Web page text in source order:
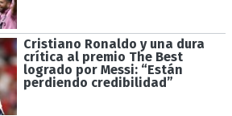
Cristiano Ronaldo y una dura
crítica al premio The Best
logrado por Messi: “Están
perdiendo credibilidad”